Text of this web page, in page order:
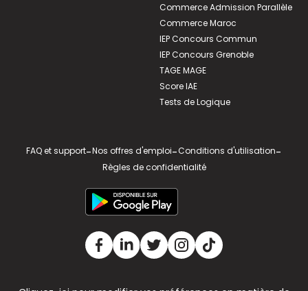
Commerce Admission Parallèle
Commerce Maroc
IEP Concours Commun
IEP Concours Grenoble
TAGE MAGE
Score IAE
Tests de Logique
FAQ et support-Nos offres d'emploi-Conditions d'utilisation-
Règles de confidentialité